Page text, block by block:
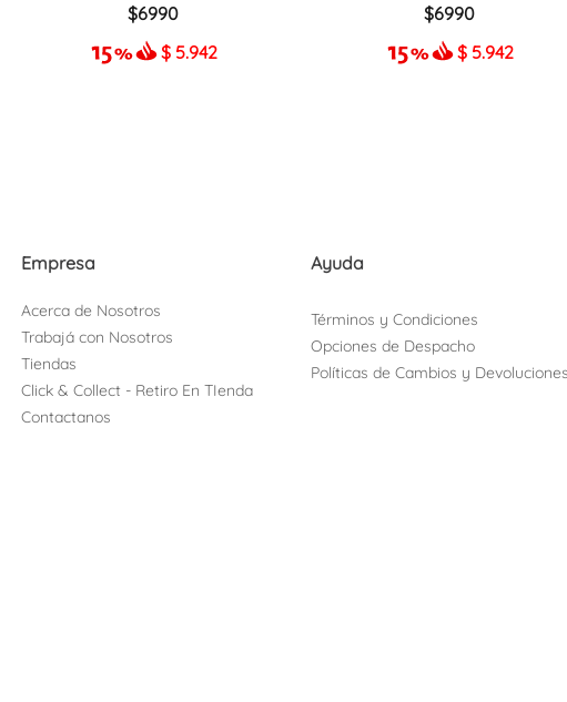
6990
$ 5.942
6990
$ 5.942
Empresa
Acerca de Nosotros
Trabajá con Nosotros
Tiendas
Click & Collect - Retiro En TIenda
Contactanos
Ayuda
Términos y Condiciones
Opciones de Despacho
Políticas de Cambios y Devoluciones